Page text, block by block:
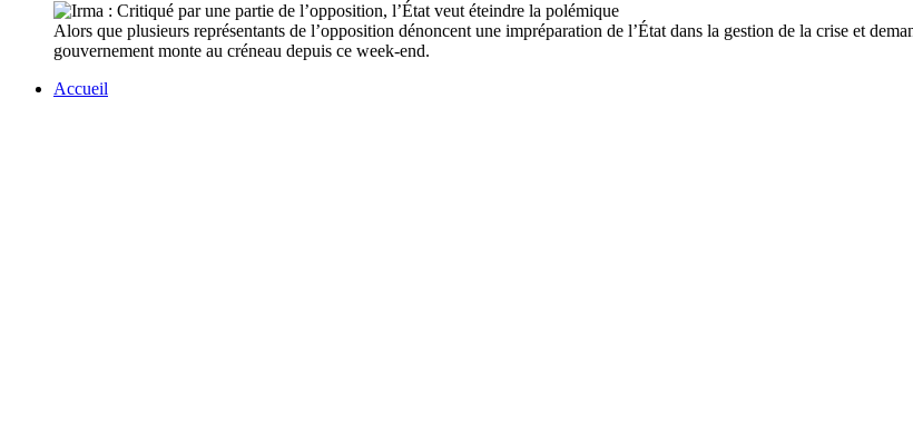
Alors que plusieurs représentants de l’opposition dénoncent une impréparation de l’État dans la gestion de la crise et
gouvernement monte au créneau depuis ce week-end.
Accueil